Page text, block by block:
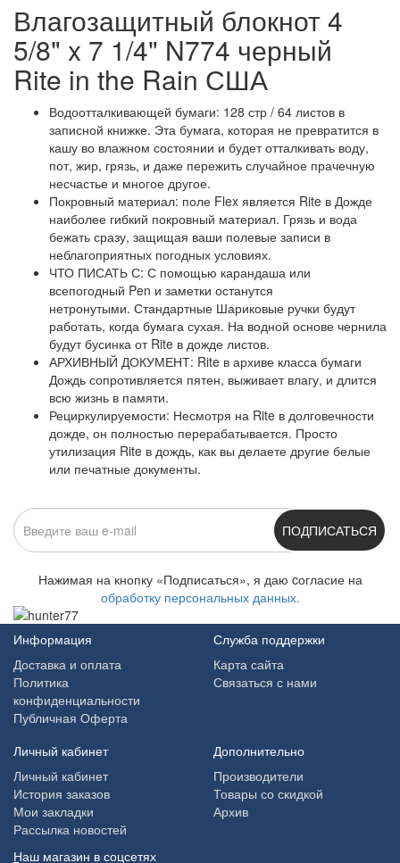
Влагозащитный блокнот 4
5/8" x 7 1/4" N774 черный
Rite in the Rain США
Водоотталкивающей бумаги: 128 стр / 64 листов в
записной книжке. Эта бумага, которая не превратится в
кашу во влажном состоянии и будет отталкивать воду,
пот, жир, грязь, и даже пережить случайное прачечную
несчастье и многое другое.
Покровный материал: поле Flex является Rite в Дожде
наиболее гибкий покровный материал. Грязь и вода
бежать сразу, защищая ваши полевые записи в
неблагоприятных погодных условиях.
ЧТО ПИСАТЬ С: С помощью карандаша или
всепогодный Pen и заметки останутся
нетронутыми. Стандартные Шариковые ручки будут
работать, когда бумага сухая. На водной основе чернила
будут бусинка от Rite в дожде листов.
АРХИВНЫЙ ДОКУМЕНТ: Rite в архиве класса бумаги
Дождь сопротивляется пятен, выживает влагу, и длится
всю жизнь в памяти.
Рециркулируемости: Несмотря на Rite в долговечности
дожде, он полностью перерабатывается. Просто
утилизация Rite в дождь, как вы делаете другие белые
или печатные документы.
ПОДПИСАТЬСЯ
Нажимая на кнопку «Подписаться», я даю cогласие на
обработку персональных данных.
Информация
Доставка и оплата
Политика
конфиденциальности
Публичная Оферта
Служба поддержки
Карта сайта
Связаться с нами
Личный кабинет
Личный кабинет
История заказов
Мои закладки
Рассылка новостей
Дополнительно
Производители
Товары со скидкой
Архив
Наш магазин в соцсетях